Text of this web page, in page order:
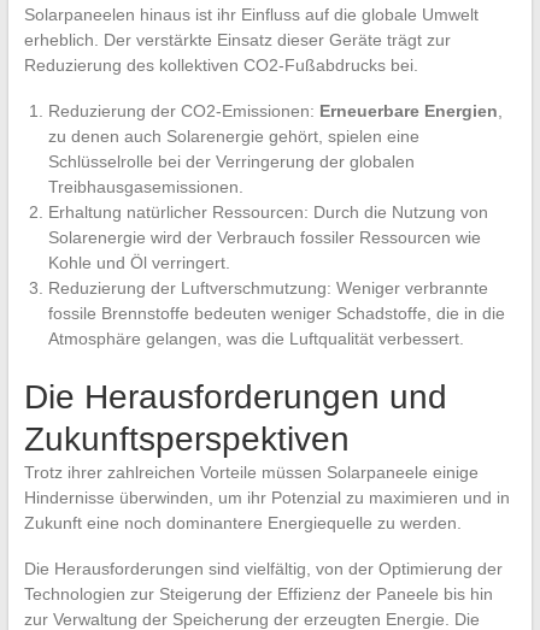
Solarpaneelen hinaus ist ihr Einfluss auf die globale Umwelt
erheblich. Der verstärkte Einsatz dieser Geräte trägt zur
Reduzierung des kollektiven CO2-Fußabdrucks bei.
Reduzierung der CO2-Emissionen: Erneuerbare Energien
zu denen auch Solarenergie gehört, spielen eine
Schlüsselrolle bei der Verringerung der globalen
Treibhausgasemissionen.
Erhaltung natürlicher Ressourcen: Durch die Nutzung von
Solarenergie wird der Verbrauch fossiler Ressourcen wie
Kohle und Öl verringert.
Reduzierung der Luftverschmutzung: Weniger verbrannte
fossile Brennstoffe bedeuten weniger Schadstoffe, die in die
Atmosphäre gelangen, was die Luftqualität verbessert.
Die Herausforderungen und
Zukunftsperspektiven
Trotz ihrer zahlreichen Vorteile müssen Solarpaneele einige
Hindernisse überwinden, um ihr Potenzial zu maximieren und in
Zukunft eine noch dominantere Energiequelle zu werden.
Die Herausforderungen sind vielfältig, von der Optimierung der
Technologien zur Steigerung der Effizienz der Paneele bis hin
zur Verwaltung der Speicherung der erzeugten Energie. Die